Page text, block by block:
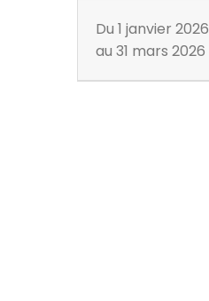
Du 1 janvier 2026
au 31 mars 2026